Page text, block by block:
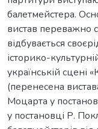
балетмейстера.
вистав переважно
відбувається
історико-
українській сцені
(перенесена
Моцарта у
у постановці Р.